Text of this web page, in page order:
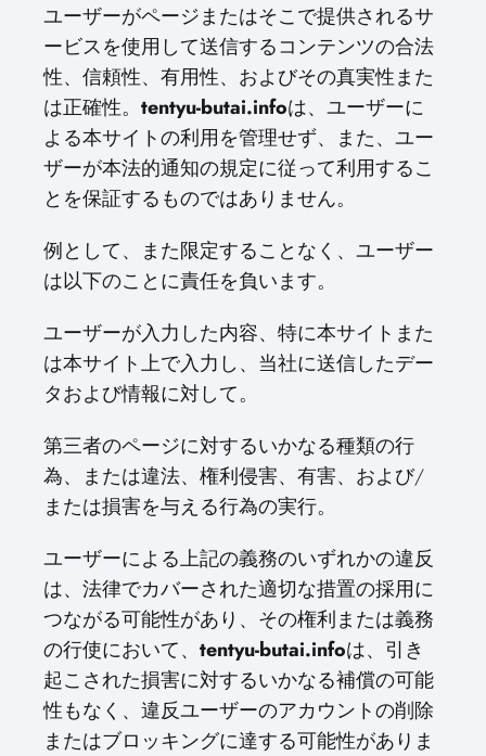
ユーザーがページまたはそこで提供されるサ
ービスを使用して送信するコンテンツの合法
性、信頼性、有用性、およびその真実性また
は正確性。 tentyu-butai.infoは、ユーザーに
よる本サイトの利用を管理せず、また、ユー
ザーが本法的通知の規定に従って利用するこ
とを保証するものではありません。
例として、また限定することなく、ユーザー
は以下のことに責任を負います。
ユーザーが入力した内容、特に本サイトまた
は本サイト上で入力し、当社に送信したデー
タおよび情報に対して。
第三者のページに対するいかなる種類の行
為、または違法、権利侵害、有害、および/
または損害を与える行為の実行。
ユーザーによる上記の義務のいずれかの違反
は、法律でカバーされた適切な措置の採用に
つながる可能性があり、その権利または義務
の行使において、 tentyu-butai.infoは、引き
起こされた損害に対するいかなる補償の可能
性もなく、違反ユーザーのアカウントの削除
またはブロッキングに達する可能性がありま